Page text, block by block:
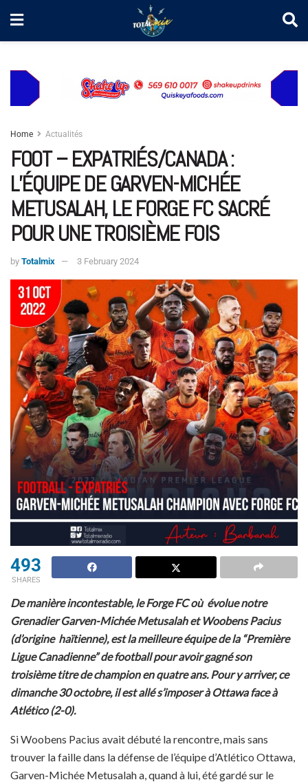
Home Actualités
FOOT – EXPATRIÉS/CANADA :
L’ÉQUIPE DE GARVEN-MICHÉE
METUSALAH, LE FORGE FC SACRÉ
POUR UNE TROISIÈME FOIS
by Totalmix 3 February 2024
493
SHARES
De manière incontestable, le Forge FC où évolue notre
Grenadier Garven-Michée Metusalah et Woobens Pacius
(d’origine haïtienne), est la meilleure équipe de la “Première
Ligue Canadienne” de football pour avoir gagné son
troisième titre de champion en quatre ans. Pour y arriver, ce
dimanche 30 octobre, il est allé s’imposer à Ottawa face à
Atlético (2-0).
Si Woobens Pacius avait débuté la rencontre, mais sans
trouver la faille dans la défense de l’équipe d’Atlético Ottawa,
Garven-Michée Metusalah a, quand à lui, été gardé sur le